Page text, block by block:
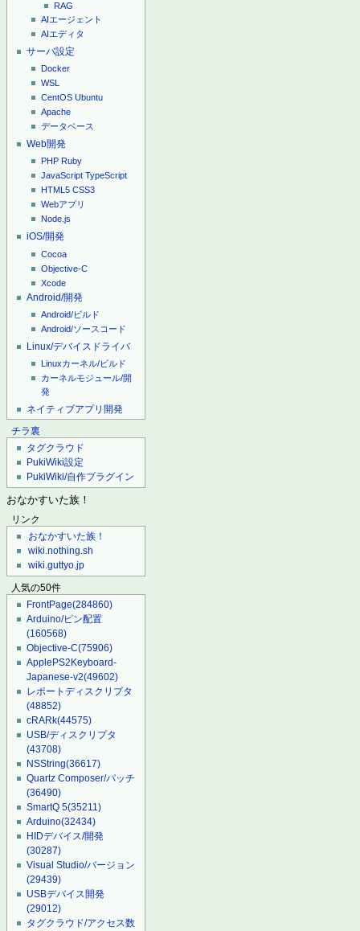
RAG
AIエージェント
AIエディタ
サーバ設定
Docker
WSL
CentOS Ubuntu
Apache
データベース
Web開発
PHP Ruby
JavaScript TypeScript
HTML5 CSS3
Webアプリ
Node.js
iOS/開発
Cocoa
Objective-C
Xcode
Android/開発
Android/ビルド
Android/ソースコード
Linux/デバイスドライバ
Linuxカーネル/ビルド
カーネルモジュール/開
発
ネイティブアプリ開発
チラ裏
タグクラウド
PukiWiki設定
PukiWiki/自作プラグイン
おなかすいた族！
リンク
おなかすいた族！
wiki.nothing.sh
wiki.guttyo.jp
人気の50件
FrontPage(284860)
Arduino/ピン配置
(160568)
Objective-C(75906)
ApplePS2Keyboard-
Japanese-v2(49602)
レポートディスクリプタ
(48852)
cRARk(44575)
USB/ディスクリプタ
(43708)
NSString(36617)
Quartz Composer/パッチ
(36490)
SmartQ 5(35211)
Arduino(32434)
HIDデバイス/開発
(30287)
Visual Studio/バージョン
(29439)
USBデバイス開発
(29012)
タグクラウド/アクセス数